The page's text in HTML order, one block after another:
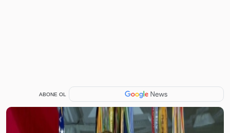
ABONE OL